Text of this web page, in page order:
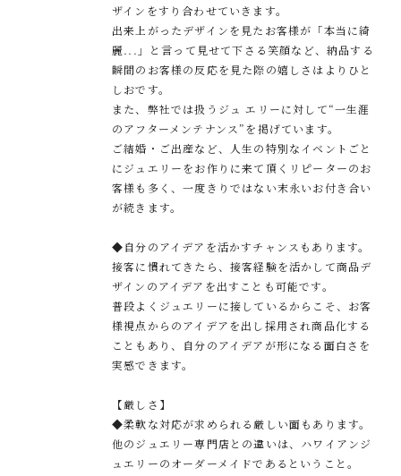
ザインをすり合わせていきます。
出来上がったデザインを見たお客様が「本当に綺
麗...」と言って見せて下さる笑顔など、納品する
瞬間のお客様の反応を見た際の嬉しさはよりひと
しおです。
また、弊社では扱うジュ エリーに対して“一生涯
のアフターメンテナンス”を掲げています。
ご結婚・ご出産など、人生の特別なイベントごと
にジュエリーをお作りに来て頂くリピーターのお
客様も多く、一度きりではない末永いお付き合い
が続きます。
◆自分のアイデアを活かすチャンスもあります。
接客に慣れてきたら、接客経験を活かして商品デ
ザインのアイデアを出すことも可能です。
普段よくジュエリーに接しているからこそ、お客
様視点からのアイデアを出し採用され商品化する
こともあり、自分のアイデアが形になる面白さを
実感できます。
【厳しさ】
◆柔軟な対応が求められる厳しい面もあります。
他のジュエリー専門店との違いは、ハワイアンジ
ュエリーのオーダーメイドであるということ。